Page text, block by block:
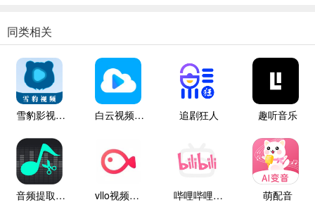
同类相关
雪豹影视大全 白云视频追剧 追剧狂人 趣听音乐
音频提取管家 vllo视频剪辑 哔哩哔哩白色版 萌配音